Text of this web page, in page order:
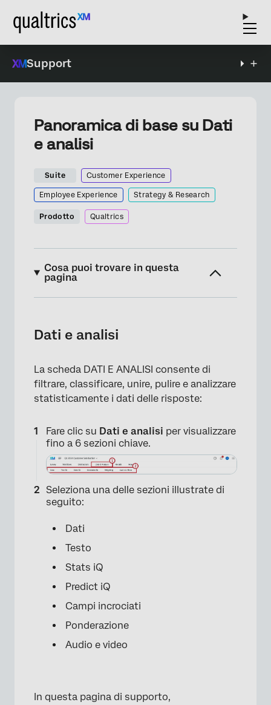
Support
Panoramica di base su Dati
e analisi
Suite Customer Experience
Employee Experience Strategy & Research
Prodotto Qualtrics
Cosa puoi trovare in questa
pagina
Sezione “Dati”
Sezione Stats iQ
Sezione Predict iq
Sezione PondERAZIONE
Sezione Audio e Video
FAQs
Dati e analisi
La scheda DATI E ANALISI consente di
filtrare, classificare, unire, pulire e analizzare
statisticamente i dati delle risposte:
Fare clic su Dati e analisi per visualizzare
fino a 6 sezioni chiave.
Seleziona una delle sezioni illustrate di
seguito:
Dati
Testo
Stats iQ
Predict iQ
Campi incrociati
Ponderazione
Audio e video
In questa pagina di supporto,